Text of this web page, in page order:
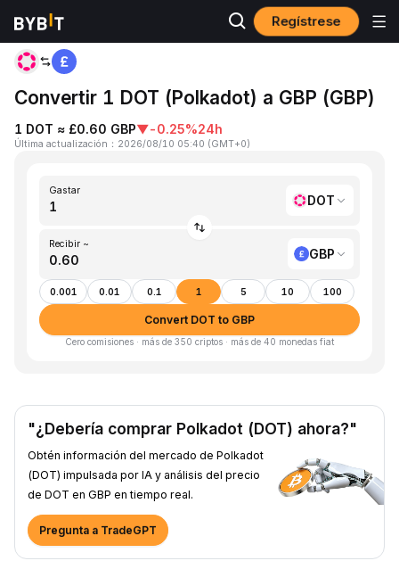
Regístrese
Inicio DOT to GBP
Convertir 1 DOT (Polkadot) a GBP (GBP)
1 DOT ≈ £0.60 GBP▼-0.25%24h
Última actualización ： 2026/08/10 05:40 (GMT+0)
Gastar
DOT
Recibir ~
GBP
0.001 0.01 0.1 1 5 10 100
Convert DOT to GBP
Cero comisiones · más de 350 criptos · más de 40 monedas fiat
"¿Debería comprar Polkadot (DOT) ahora?"
Obtén información del mercado de Polkadot
(DOT) impulsada por IA y análisis del precio
de DOT en GBP en tiempo real.
Pregunta a TradeGPT